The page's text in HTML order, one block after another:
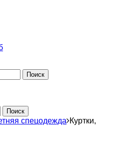
Поиск
Поиск
спецодежда Куртки,